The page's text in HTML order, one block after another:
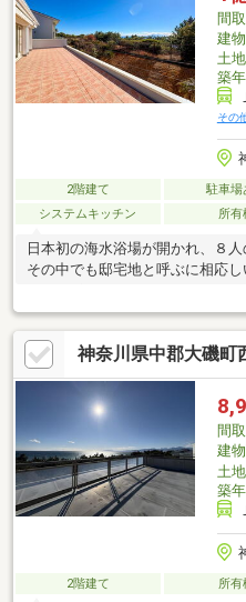
間
建
土
築
その
2階建て 駐車場
システムキッチン
所有
日本初の海水浴場が開かれ、８
その中でも邸宅地と呼ぶに相応
ハウスがフルリフォームされ販
ンフロント～大磯松韻邸～約９
駐車可。うち１台は潮風から愛
ジ。統一感のあるシンメトリー
い。重厚感のあるタイル貼りの
テラスにお庭。開放感溢れるリ
壮観な景色。ジャグジーバスなど
神奈川県中郡大磯町
間
建
土
築
2階建て 所有